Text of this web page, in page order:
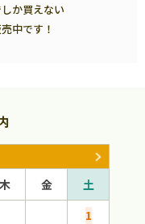
か買えない
中です！
木 金
土
1